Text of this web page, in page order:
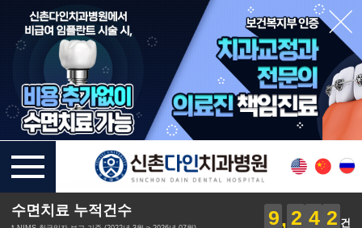
수면치료 누적건수 9 2 4 2 건